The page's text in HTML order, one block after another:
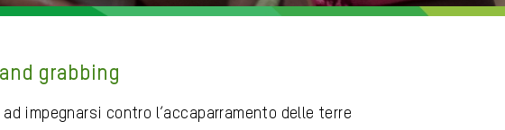
grabbing
impegnarsi contro l’accaparramento delle terre